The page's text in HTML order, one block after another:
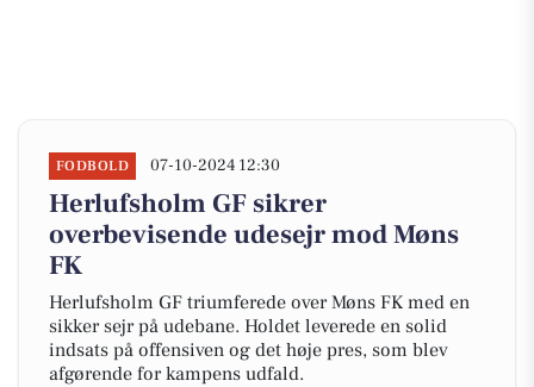
FODBOLD 07-10-2024 12:30
Herlufsholm GF sikrer
overbevisende udesejr mod Møns
FK
Herlufsholm GF triumferede over Møns FK med en
sikker sejr på udebane. Holdet leverede en solid
indsats på offensiven og det høje pres, som blev
afgørende for kampens udfald.